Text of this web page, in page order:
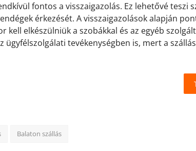
fontos a visszaigazolás. Ez lehetővé teszi
érkezését. A visszaigazolások alapján
kell elkészülniük a szobákkal és az egyéb
ügyfélszolgálati tevékenységben is, mert a
Balaton szállás